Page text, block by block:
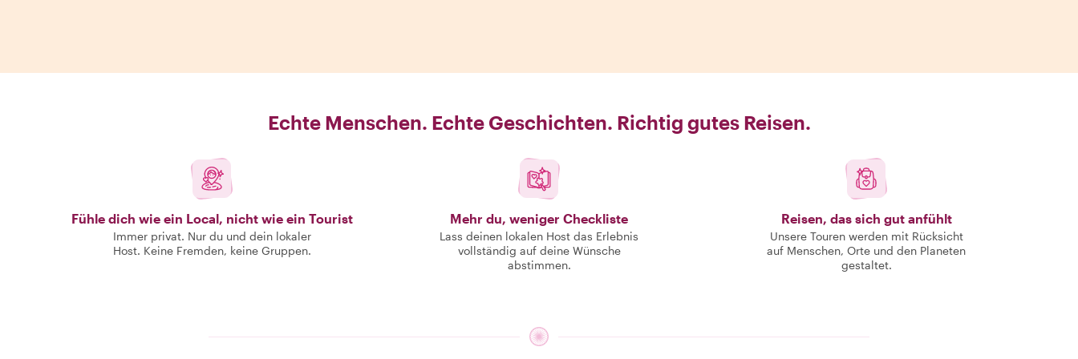
Echte Menschen. Echte Geschichten. Richtig gutes Reisen.
Fühle dich wie ein Local, nicht wie ein Tourist
Immer privat. Nur du und dein lokaler
Host. Keine Fremden, keine Gruppen.
Mehr du, weniger Checkliste
Lass deinen lokalen Host das Erlebnis
vollständig auf deine Wünsche
abstimmen.
Reisen, das sich gut anfühlt
Unsere Touren werden mit Rücksicht
auf Menschen, Orte und den Planeten
gestaltet.